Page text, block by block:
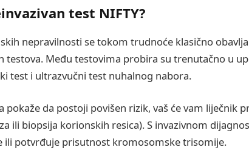
test NIFTY?
nepravilnosti se tokom trudnoće klasično
testova. Među testovima probira su trenutačno u
test i ultrazvučni test nuhalnog nabora.
pokaže da postoji povišen rizik, vaš će vam liječnik
ili biopsija korionskih resica). S invazivnom
ili potvrđuje prisutnost kromosomske trisomije.